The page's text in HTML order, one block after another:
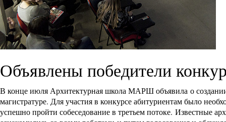
Объявлены победители
В конце июля Архитектурная школа МАРШ объявила о
магистратуре. Для участия в конкурсе абитуриентам было
успешно пройти собеседование в третьем потоке. Известные